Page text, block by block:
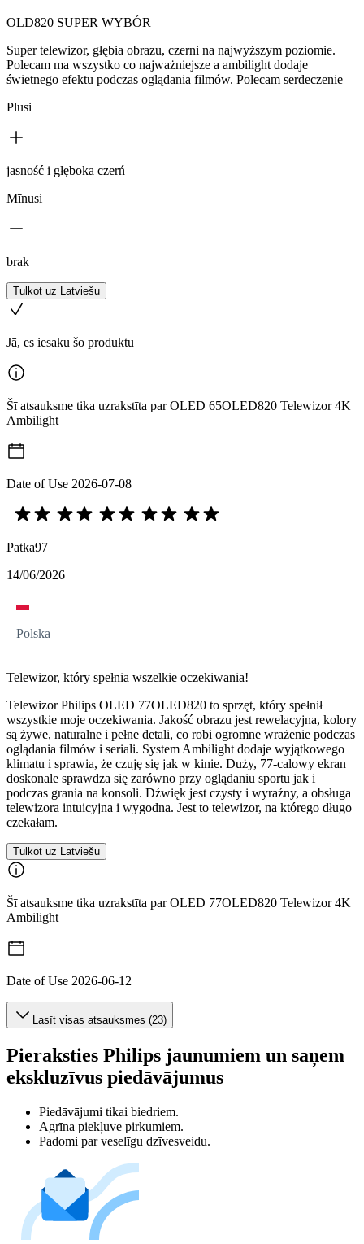
OLD820 SUPER WYBÓR
Super telewizor, głębia obrazu, czerni na najwyższym poziomie.
Polecam ma wszystko co najważniejsze a ambilight dodaje
świetnego efektu podczas oglądania filmów. Polecam serdeczenie
Plusi
jasność i głęboka czerń
Mīnusi
brak
Tulkot uz Latviešu
Jā, es iesaku šo produktu
Šī atsauksme tika uzrakstīta par OLED 65OLED820 Telewizor 4K
Ambilight
Date of Use 2026-07-08
Patka97
14/06/2026
Polska
Telewizor, który spełnia wszelkie oczekiwania!
Telewizor Philips OLED 77OLED820 to sprzęt, który spełnił
wszystkie moje oczekiwania. Jakość obrazu jest rewelacyjna, kolory
są żywe, naturalne i pełne detali, co robi ogromne wrażenie podczas
oglądania filmów i seriali. System Ambilight dodaje wyjątkowego
klimatu i sprawia, że czuję się jak w kinie. Duży, 77-calowy ekran
doskonale sprawdza się zarówno przy oglądaniu sportu jak i
podczas grania na konsoli. Dźwięk jest czysty i wyraźny, a obsługa
telewizora intuicyjna i wygodna. Jest to telewizor, na którego długo
czekałam.
Tulkot uz Latviešu
Šī atsauksme tika uzrakstīta par OLED 77OLED820 Telewizor 4K
Ambilight
Date of Use 2026-06-12
Lasīt visas atsauksmes (23)
Pieraksties Philips jaunumiem un saņem
ekskluzīvus piedāvājumus
Piedāvājumi tikai biedriem.
Agrīna piekļuve pirkumiem.
Padomi par veselīgu dzīvesveidu.